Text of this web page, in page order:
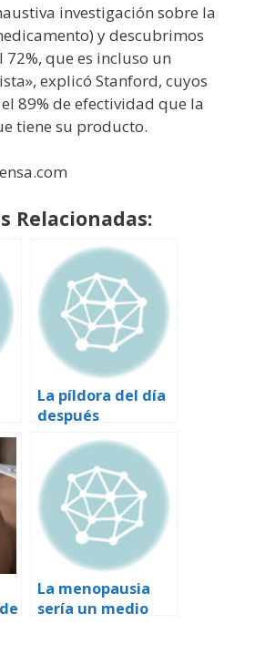
investigación sobre la
y descubrimos
72%, que es incluso un
explicó Stanford, cuyos
89% de efectividad que la
tiene su producto.
Relacionadas:
La píldora del día
después
La menopausia
sería un medio